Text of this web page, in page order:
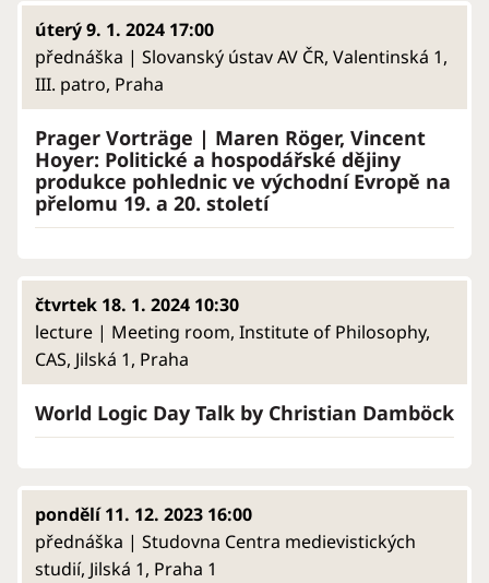
úterý 9. 1. 2024 17:00
přednáška | Slovanský ústav AV ČR, Valentinská 1,
III. patro, Praha
Prager Vorträge | Maren Röger, Vincent
Hoyer: Politické a hospodářské dějiny
produkce pohlednic ve východní Evropě na
přelomu 19. a 20. století
čtvrtek 18. 1. 2024 10:30
lecture | Meeting room, Institute of Philosophy,
CAS, Jilská 1, Praha
World Logic Day Talk by Christian Damböck
pondělí 11. 12. 2023 16:00
přednáška | Studovna Centra medievistických
studií, Jilská 1, Praha 1